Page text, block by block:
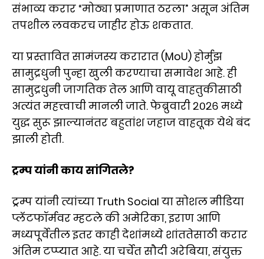
संभाव्य करार “मोठ्या प्रमाणात ठरला” असून अंतिम
तपशील लवकरच जाहीर होऊ शकतात.
या प्रस्तावित सामंजस्य करारात (MoU) होर्मुझ
सामुद्रधुनी पुन्हा खुली करण्याचा समावेश आहे. ही
सामुद्रधुनी जागतिक तेल आणि वायू वाहतुकीसाठी
अत्यंत महत्त्वाची मानली जाते. फेब्रुवारी २०२६ मध्ये
युद्ध सुरू झाल्यानंतर बहुतांश जहाज वाहतूक येथे बंद
झाली होती.
ट्रम्प यांनी काय सांगितले?
ट्रम्प यांनी त्यांच्या Truth Social या सोशल मीडिया
प्लॅटफॉर्मवर म्हटले की अमेरिका, इराण आणि
मध्यपूर्वेतील इतर काही देशांमध्ये शांततेसाठी करार
अंतिम टप्प्यात आहे. या चर्चेत सौदी अरेबिया, संयुक्त